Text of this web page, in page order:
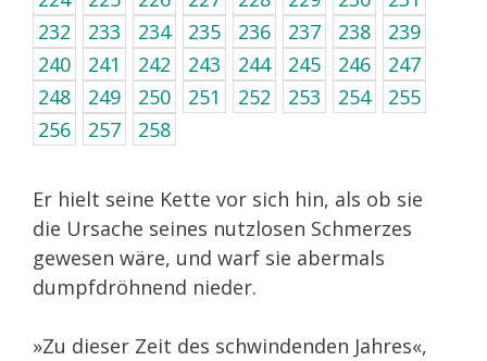
232
233 234 235 236 237 238
239
240
241 242 243 244 245 246
247
248
249 250 251 252 253 254
255
256
257 258
Er hielt seine Kette vor sich hin, als ob sie
die Ursache seines nutzlosen Schmerzes
gewesen wäre, und warf sie abermals
dumpfdröhnend nieder.
»Zu dieser Zeit des schwindenden Jahres«,